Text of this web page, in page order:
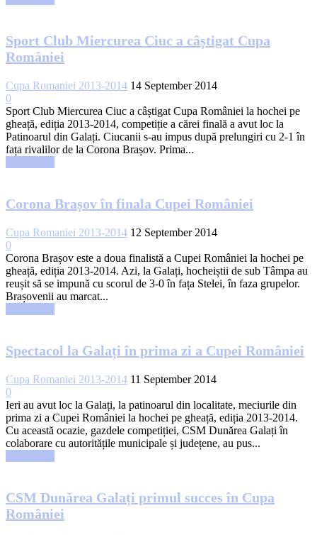
Sport Club Miercurea Ciuc a câștigat Cupa
României
Cupa Romaniei 2013-2014 14 September 2014
0
Sport Club Miercurea Ciuc a câștigat Cupa României la hochei pe
gheață, ediția 2013-2014, competiție a cărei finală a avut loc la
Patinoarul din Galați. Ciucanii s-au impus după prelungiri cu 2-1 în
fața rivalilor de la Corona Brașov. Prima...
Corona Brașov în finala Cupei României
Cupa Romaniei 2013-2014 12 September 2014
0
Corona Brașov este a doua finalistă a Cupei României la hochei pe
gheață, ediția 2013-2014. Azi, la Galați, hocheiștii de sub Tâmpa au
reușit să se impună cu scorul de 3-0 în fața Stelei, în faza grupelor.
Brașovenii au marcat...
Spectacol la Galați în prima zi a Cupei României
Cupa Romaniei 2013-2014 11 September 2014
0
Ieri au avut loc la Galați, la patinoarul din localitate, meciurile din
prima zi a Cupei României la hochei pe gheață, ediția 2013-2014.
Cu această ocazie, gazdele competiției, CSM Dunărea Galați în
colaborare cu autoritățile municipale și județene, au pus...
CSM Dunărea Galați primul succes în Cupa
României